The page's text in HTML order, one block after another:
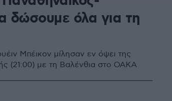
δώσουμε όλα για τη
Μπέικον μίλησαν εν όψει της
(21:00) με τη Βαλένθια στο ΟΑΚΑ